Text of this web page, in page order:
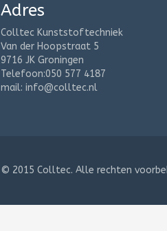
Adres
Colltec Kunststoftechniek
Van der Hoopstraat 5
9716 JK Groningen
Telefoon:050 577 4187
mail: info@colltec.nl
© 2015 Colltec. Alle rechten